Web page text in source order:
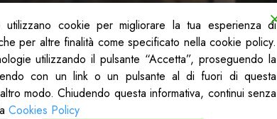
cookie per migliorare la tua esperienza di
per altre finalità come specificato nella cookie policy.
utilizzando il pulsante “Accetta”, proseguendo la
con un link o un pulsante al di fuori di questa
modo. Chiudendo questa informativa, continui senza
Cookies Policy